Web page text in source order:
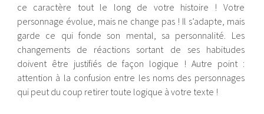
ce caractère tout le long de votre histoire ! Votre
personnage évolue, mais ne change pas ! Il s’adapte, mais
garde ce qui fonde son mental, sa personnalité. Les
changements de réactions sortant de ses habitudes
doivent être justifiés de façon logique ! Autre point :
attention à la confusion entre les noms des personnages
qui peut du coup retirer toute logique à votre texte !